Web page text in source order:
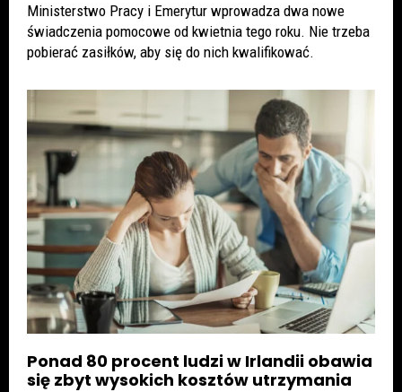
Ministerstwo Pracy i Emerytur wprowadza dwa nowe
świadczenia pomocowe od kwietnia tego roku. Nie trzeba
pobierać zasiłków, aby się do nich kwalifikować.
Ponad 80 procent ludzi w Irlandii obawia
się zbyt wysokich kosztów utrzymania